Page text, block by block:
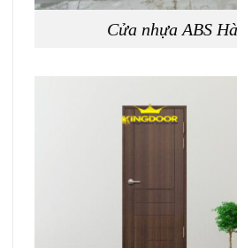
Cửa nhựa ABS